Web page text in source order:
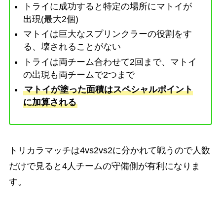
トライに成功すると特定の場所にマトイが
出現(最大2個)
マトイは巨大なスプリンクラーの役割をす
る、壊されることがない
トライは両チーム合わせて2回まで、マトイ
の出現も両チームで2つまで
マトイが塗った面積はスペシャルポイント
に加算される
トリカラマッチは4vs2vs2に分かれて戦うので人数
だけで見ると4人チームの守備側が有利になりま
す。